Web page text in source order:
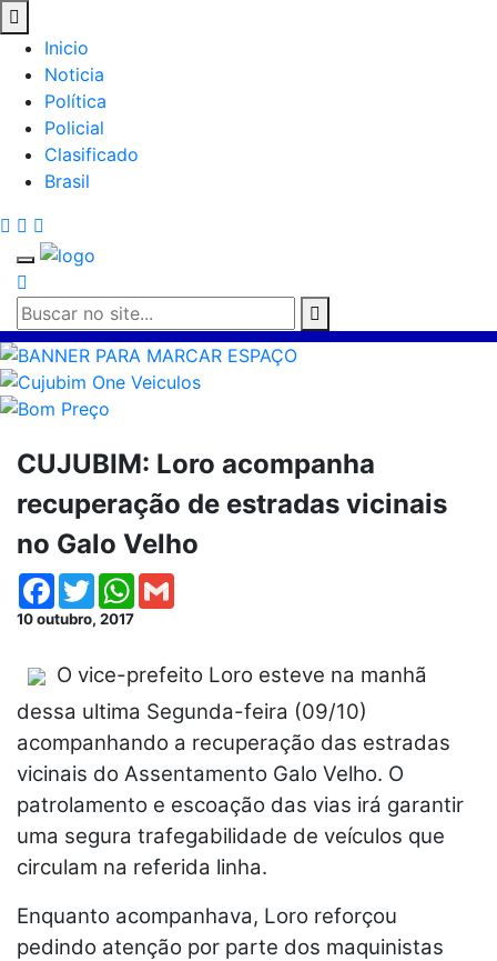
Inicio
Noticia
Política
Policial
Clasificado
Brasil
CUJUBIM: Loro acompanha
recuperação de estradas vicinais
no Galo Velho
Facebook
TwitterWhatsApp
10 outubro, 2017
O vice-prefeito Loro esteve na manhã
dessa ultima Segunda-feira (09/10)
acompanhando a recuperação das estradas
vicinais do Assentamento Galo Velho. O
patrolamento e escoação das vias irá garantir
uma segura trafegabilidade de veículos que
circulam na referida linha.
Enquanto acompanhava, Loro reforçou
pedindo atenção por parte dos maquinistas